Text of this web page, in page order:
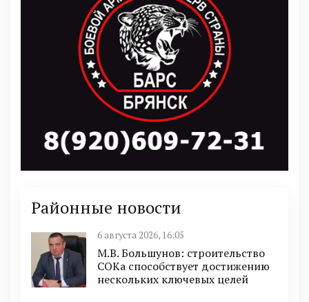
Районные новости
6 августа 2026, 16:05
М.В. Большунов: строительство
СОКа способствует достижению
нескольких ключевых целей